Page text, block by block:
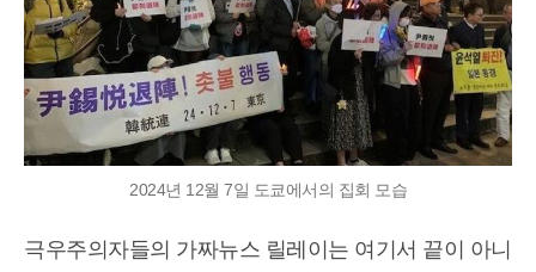
2024년 12월 7일 도쿄에서의 집회 모습
극우주의자들의 가짜뉴스 릴레이는 여기서 끝이 아니